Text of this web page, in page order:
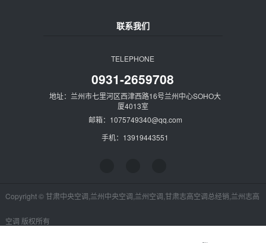
联系我们
TELEPHONE
0931-2659708
地址：兰州市七里河区西津西路16号兰州中心SOHO大
厦4013室
邮箱：1075749340@qq.com
手机：13919443551
Copyright © 甘肃中央空调,兰州中央空调,兰州空调,甘肃志高空调总经销,兰州志高
空调 版权所有